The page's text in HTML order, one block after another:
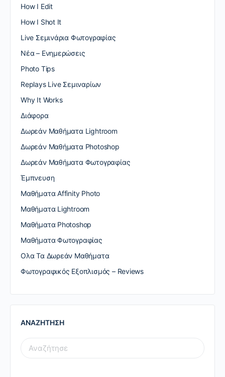
How I Edit
How I Shot It
Live Σεμινάρια Φωτογραφίας
Nέα – Ενημερώσεις
Photo Tips
Replays Live Σεμιναρίων
Why It Works
Διάφορα
Δωρεάν Μαθήματα Lightroom
Δωρεάν Μαθήματα Photoshop
Δωρεάν Μαθήματα Φωτογραφίας
Έμπνευση
Μαθήματα Affinity Photo
Μαθήματα Lightroom
Μαθήματα Photoshop
Μαθήματα Φωτογραφίας
Ολα Τα Δωρεάν Μαθήματα
Φωτογραφικός Εξοπλισμός – Reviews
ΑΝΑΖΗΤΗΣΗ
SEARCH
FOR: